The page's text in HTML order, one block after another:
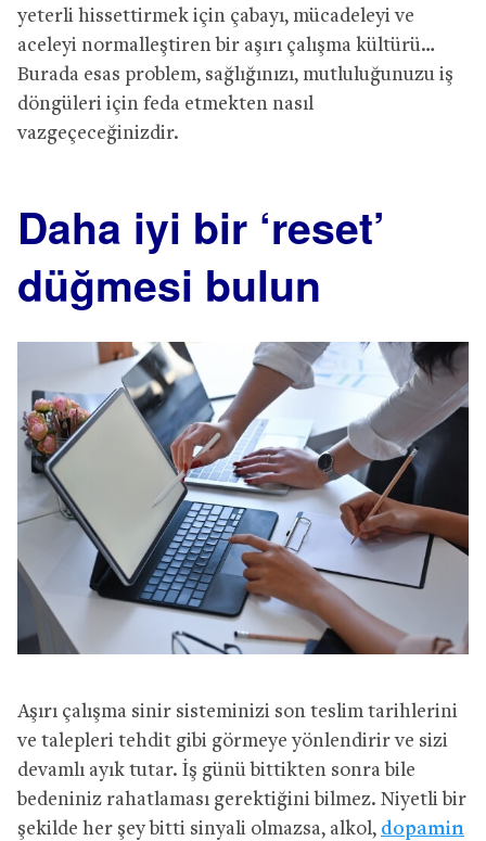
yeterli hissettirmek için çabayı, mücadeleyi ve
aceleyi normalleştiren bir aşırı çalışma kültürü…
Burada esas problem, sağlığınızı, mutluluğunuzu iş
döngüleri için feda etmekten nasıl
vazgeçeceğinizdir.
Daha iyi bir ‘reset’
düğmesi bulun
Aşırı çalışma sinir sisteminizi son teslim tarihlerini
ve talepleri tehdit gibi görmeye yönlendirir ve sizi
devamlı ayık tutar. İş günü bittikten sonra bile
bedeniniz rahatlaması gerektiğini bilmez. Niyetli bir
şekilde her şey bitti sinyali olmazsa, alkol, dopamin